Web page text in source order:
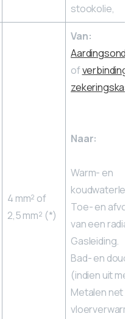
stookolie,
4 mm² of
2,5 mm² (*)
Van:
of
Naar:
Warm- en
Toe- en
van een
Gasleiding.
Bad- en
(indien uit
Metalen net